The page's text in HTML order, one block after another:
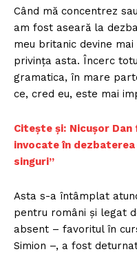
Când mă concentrez
am fost aseară la
meu britanic devine
privința asta. Încerc
gramatica, în mare
ce, cred eu, este mai
Citește și: Nicușor
invocate în dezbaterea
singuri”
Asta s-a întâmplat
pentru români și legat
absent – favoritul în
Simion –, a fost